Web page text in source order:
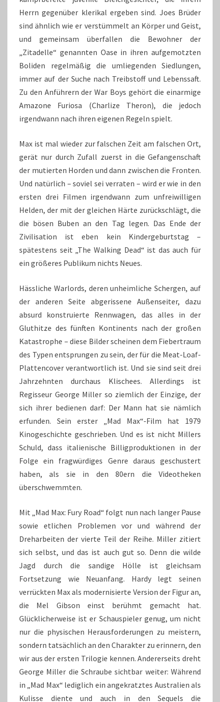
Herrn gegenüber klerikal ergeben sind. Joes Brüder
sind ähnlich wie er verstümmelt an Körper und Geist,
und gemeinsam überfallen die Bewohner der
„Zitadelle“ genannten Oase in ihren aufgemotzten
Boliden regelmäßig die umliegenden Siedlungen,
immer auf der Suche nach Treibstoff und Lebenssaft.
Zu den Anführern der War Boys gehört die einarmige
Amazone Furiosa (Charlize Theron), die jedoch
irgendwann nach ihren eigenen Regeln spielt.
Max ist mal wieder zur falschen Zeit am falschen Ort,
gerät nur durch Zufall zuerst in die Gefangenschaft
der mutierten Horden und dann zwischen die Fronten.
Und natürlich – soviel sei verraten – wird er wie in den
ersten drei Filmen irgendwann zum unfreiwilligen
Helden, der mit der gleichen Härte zurückschlägt, die
die bösen Buben an den Tag legen. Das Ende der
Zivilisation ist eben kein Kindergeburtstag –
spätestens seit „The Walking Dead“ ist das auch für
ein größeres Publikum nichts Neues.
Hässliche Warlords, deren unheimliche Schergen, auf
der anderen Seite abgerissene Außenseiter, dazu
absurd konstruierte Rennwagen, das alles in der
Gluthitze des fünften Kontinents nach der großen
Katastrophe – diese Bilder scheinen dem Fiebertraum
des Typen entsprungen zu sein, der für die Meat-Loaf-
Plattencover verantwortlich ist. Und sie sind seit drei
Jahrzehnten durchaus Klischees. Allerdings ist
Regisseur George Miller so ziemlich der Einzige, der
sich ihrer bedienen darf: Der Mann hat sie nämlich
erfunden. Sein erster „Mad Max“-Film hat 1979
Kinogeschichte geschrieben. Und es ist nicht Millers
Schuld, dass italienische Billigproduktionen in der
Folge ein fragwürdiges Genre daraus geschustert
haben, als sie in den 80ern die Videotheken
überschwemmten.
Mit „Mad Max: Fury Road“ folgt nun nach langer Pause
sowie etlichen Problemen vor und während der
Dreharbeiten der vierte Teil der Reihe. Miller zitiert
sich selbst, und das ist auch gut so. Denn die wilde
Jagd durch die sandige Hölle ist gleichsam
Fortsetzung wie Neuanfang. Hardy legt seinen
verrückten Max als modernisierte Version der Figur an,
die Mel Gibson einst berühmt gemacht hat.
Glücklicherweise ist er Schauspieler genug, um nicht
nur die physischen Herausforderungen zu meistern,
sondern tatsächlich an den Charakter zu erinnern, den
wir aus der ersten Trilogie kennen. Andererseits dreht
George Miller die Schraube sichtbar weiter: Während
in „Mad Max“ lediglich ein angekratztes Australien als
Kulisse diente und auch in den Sequels die